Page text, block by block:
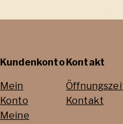
Kundenkonto
Mein
Konto
Meine
Kontakt
Kontakt